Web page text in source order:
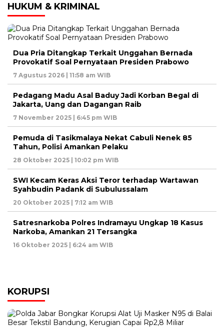
HUKUM & KRIMINAL
Dua Pria Ditangkap Terkait Unggahan Bernada
Provokatif Soal Pernyataan Presiden Prabowo
7 Agustus 2026 | 11:58 am WIB
Pedagang Madu Asal Baduy Jadi Korban Begal di
Jakarta, Uang dan Dagangan Raib
7 November 2025 | 6:45 pm WIB
Pemuda di Tasikmalaya Nekat Cabuli Nenek 85
Tahun, Polisi Amankan Pelaku
28 Oktober 2025 | 10:02 pm WIB
SWI Kecam Keras Aksi Teror terhadap Wartawan
Syahbudin Padank di Subulussalam
20 Oktober 2025 | 7:12 am WIB
Satresnarkoba Polres Indramayu Ungkap 18 Kasus
Narkoba, Amankan 21 Tersangka
16 Oktober 2025 | 6:24 am WIB
KORUPSI